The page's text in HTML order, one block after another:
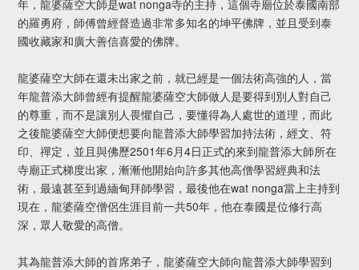
年，龍婆薩空大師是wat nonga寺的主持，這個寺廟位於泰國南部
的羅勇府，師傅曾經督造過非常多知名的坤平佛牌，並且受到泰
國收藏家和廣大善信喜愛的佛牌。
龍婆薩空大師在還未出家之前，就已經是一個法術高強的人，當
年龍普添大師曾經有提醒龍婆薩空大師做人是要得到別人對自己
的尊重，而不是讓別人畏懼自己，要懂得為人處世的道理，而此
之後龍婆薩空大師便想要向龍普添大師學習加持法術，經文、符
印、禪定，並且與佛歷2501年6月4日正式的來到龍普添大師所在
寺廟正式梯度出家，漸漸他開始向許多其他高僧學習經典和法
術，最遠甚至到過緬甸拜師學習，最後他在wat nonga當上主持到
現在，龍婆薩空僧侶生涯目前一共50年，他在泰國是位修行高
深，眾人敬愛的高僧。
其為龍普添大師的首席弟子，龍婆薩空大師向龍普添大師學習到